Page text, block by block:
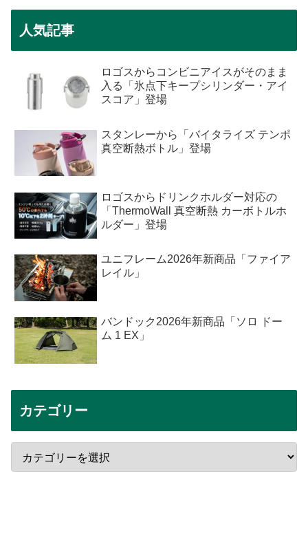
人気記事
ロゴスからコンビニアイスがそのまま
入る「氷点下キープシリンダー・アイ
スコア」登場
スタンレーから「バイタライズ テンポ
真空断熱ボトル」登場
ロゴスからドリンクホルダー対応の
「ThermoWall 真空断熱 カーボトルホ
ルダー」登場
ユニフレーム2026年新商品「ファイア
レイル」
バンドック2026年新商品「ソロ ドー
ム 1 EX」
カテゴリー